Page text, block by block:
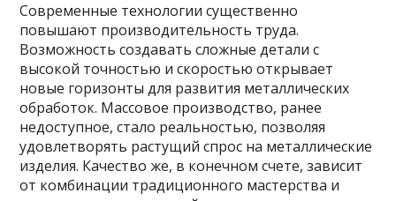
Современные технологии существенно
повышают производительность труда.
Возможность создавать сложные детали с
высокой точностью и скоростью открывает
новые горизонты для развития металлических
обработок. Массовое производство, ранее
недоступное, стало реальностью, позволяя
удовлетворять растущий спрос на металлические
изделия. Качество же, в конечном счете, зависит
от комбинации традиционного мастерства и